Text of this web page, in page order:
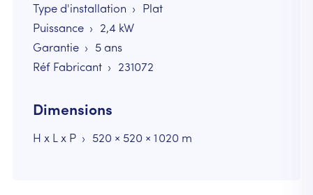
Type d'installation
Plat
Puissance
2,4 kW
Garantie
5 ans
Réf Fabricant
231072
Dimensions
H x L x P 520 × 520 × 1 020 m